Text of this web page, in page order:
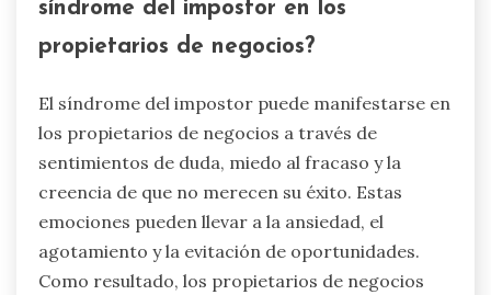
síndrome del impostor en los
propietarios de negocios?
El síndrome del impostor puede manifestarse en
los propietarios de negocios a través de
sentimientos de duda, miedo al fracaso y la
creencia de que no merecen su éxito. Estas
emociones pueden llevar a la ansiedad, el
agotamiento y la evitación de oportunidades.
Como resultado, los propietarios de negocios